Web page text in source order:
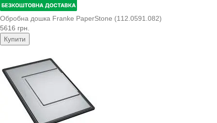
Обробна дошка Franke PaperStone (112.0591.082)
5616 грн.
Купити